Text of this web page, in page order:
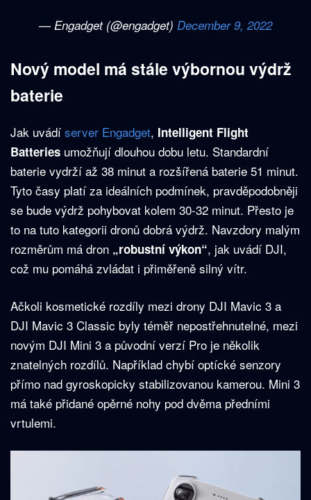
— Engadget (@engadget) December 9, 2022
Nový model má stále výbornou výdrž
baterie
Jak uvádí server Engadget, Intelligent Flight
Batteries umožňují dlouhou dobu letu. Standardní
baterie vydrží až 38 minut a rozšířená baterie 51 minut.
Tyto časy platí za ideálních podmínek, pravděpodobněji
se bude výdrž pohybovat kolem 30-32 minut. Přesto je
to na tuto kategorii dronů dobrá výdrž. Navzdory malým
rozměrům má dron „robustní výkon“, jak uvádí DJI,
což mu pomáhá zvládat i přiměřeně silný vítr.
Ačkoli kosmetické rozdíly mezi drony DJI Mavic 3 a
DJI Mavic 3 Classic byly téměř nepostřehnutelné, mezi
novým DJI Mini 3 a původní verzí Pro je několik
znatelných rozdílů. Například chybí optícké senzory
přímo nad gyroskopicky stabilizovanou kamerou. Mini 3
má také přidané opěrné nohy pod dvěma předními
vrtulemi.